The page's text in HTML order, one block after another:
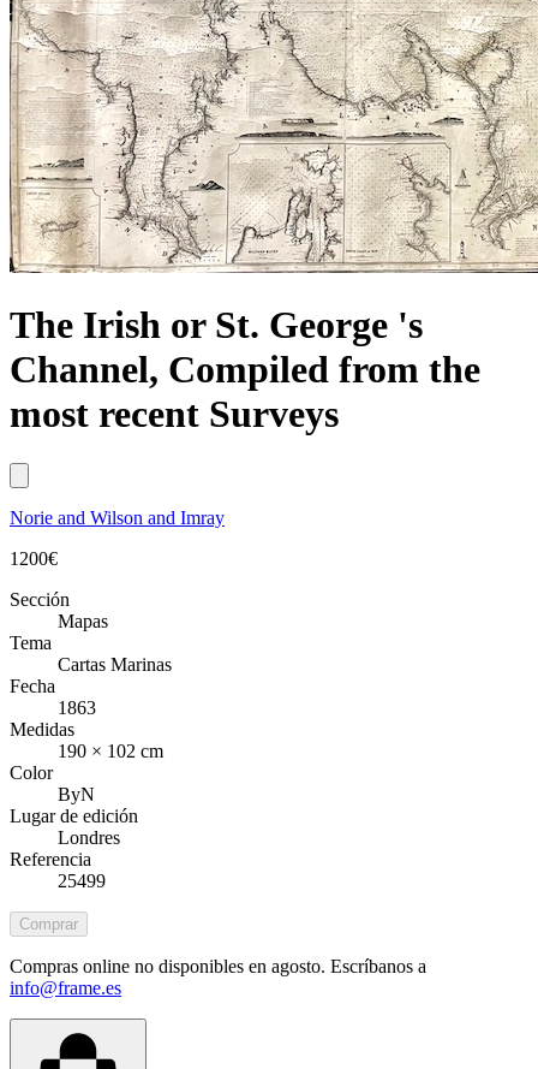
The Irish or St. George 's
Channel, Compiled from the
most recent Surveys
Norie and Wilson and Imray
1200€
Sección
Mapas
Tema
Cartas Marinas
Fecha
1863
Medidas
190 × 102 cm
Color
ByN
Lugar de edición
Londres
Referencia
25499
Comprar
Compras online no disponibles en agosto. Escríbanos a
info@frame.es